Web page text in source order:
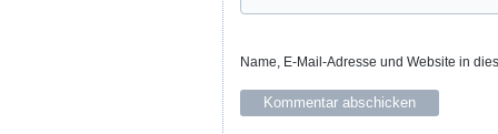
Name, E-Mail-Adresse und Website in